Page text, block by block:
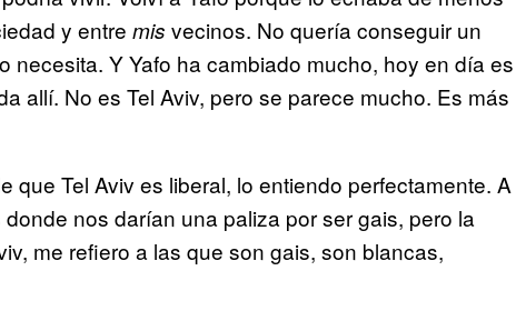
y entre mis vecinos. No quería conseguir un
necesita. Y Yafo ha cambiado mucho, hoy en día es
allí. No es Tel Aviv, pero se parece mucho. Es más
que Tel Aviv es liberal, lo entiendo perfectamente. A
nos darían una paliza por ser gais, pero la
me refiero a las que son gais, son blancas,